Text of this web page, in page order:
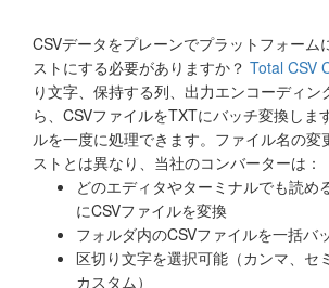
CSVデータをプレーンでプラットフォーム
ストにする必要がありますか？ Total CSV
り文字、保持する列、出力エンコーディン
ら、CSVファイルをTXTにバッチ変換し
ルを一度に処理できます。ファイル名の変
ストとは異なり、当社のコンバーターは：
どのエディタやターミナルでも読め
にCSVファイルを変換
フォルダ内のCSVファイルを一括バ
区切り文字を選択可能（カンマ、セ
カスタム）